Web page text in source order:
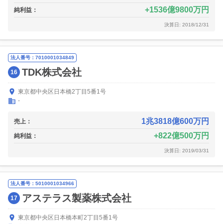
純利益： 1536億9800万円
決算日: 2018/12/31
法人番号：7010001034849
16 TDK株式会社
東京都中央区日本橋2丁目5番1号
-
売上： 1兆3818億600万円
純利益： 822億500万円
決算日: 2019/03/31
法人番号：5010001034966
17 アステラス製薬株式会社
東京都中央区日本橋本町2丁目5番1号